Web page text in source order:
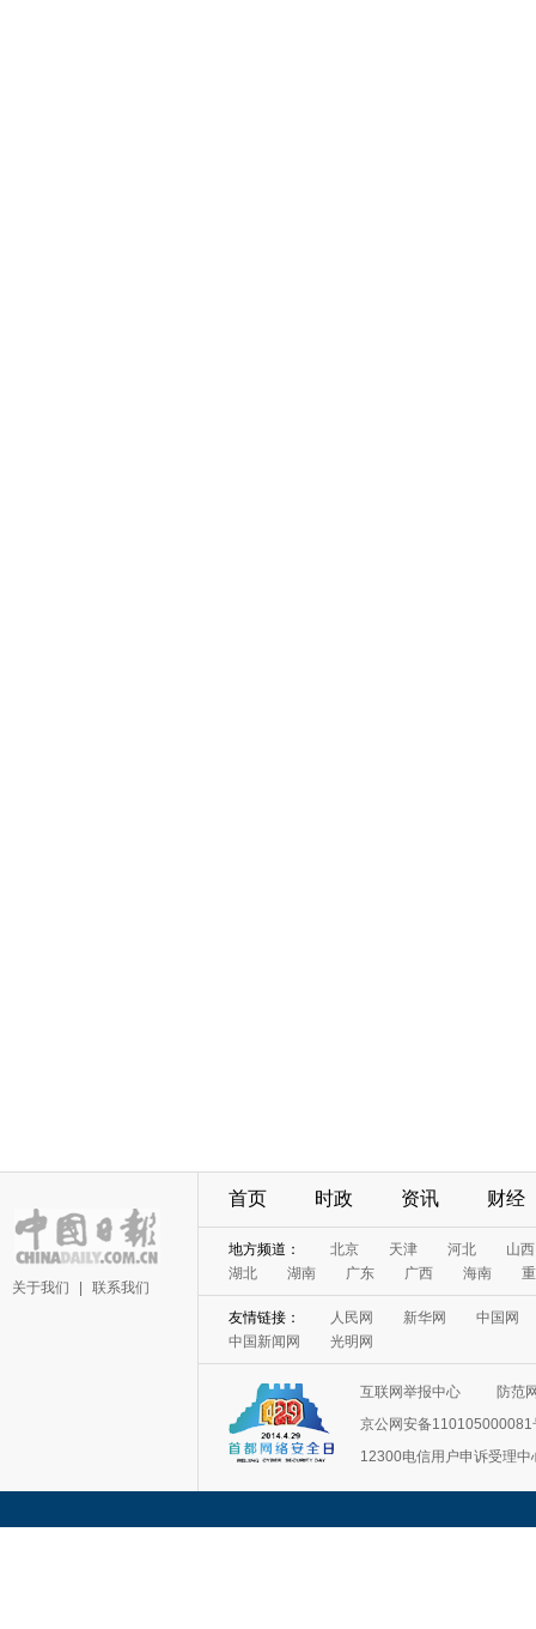
关于我们 联系我们
首页 时政 资讯 财经
地方频道： 北京 天津 河北
山西
湖北
湖南 广东 广西 海南
友情链接： 人民网 新华网
中国网
中国新闻网
光明网
互联网举报中心
防范
京公网安备110105000081
12300电信用户申诉受理中